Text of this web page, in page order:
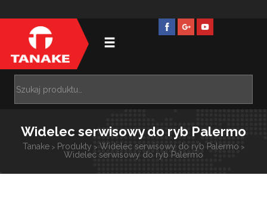
Widelec serwisowy do ryb Palermo
Tanake> Produkty > Widelec serwisowy do ryb Palermo >
Widelec serwisowy do ryb Palermo